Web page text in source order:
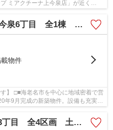
ミアクチーナ上今泉店」が近く
1棟 新築戸建て【仲介手数料無料】
物件
】 □■海老名市を中心に地域密着で営
年9月完成の新築物件。設備も充実し
仲介手数料半額キャンペーン対象物件】